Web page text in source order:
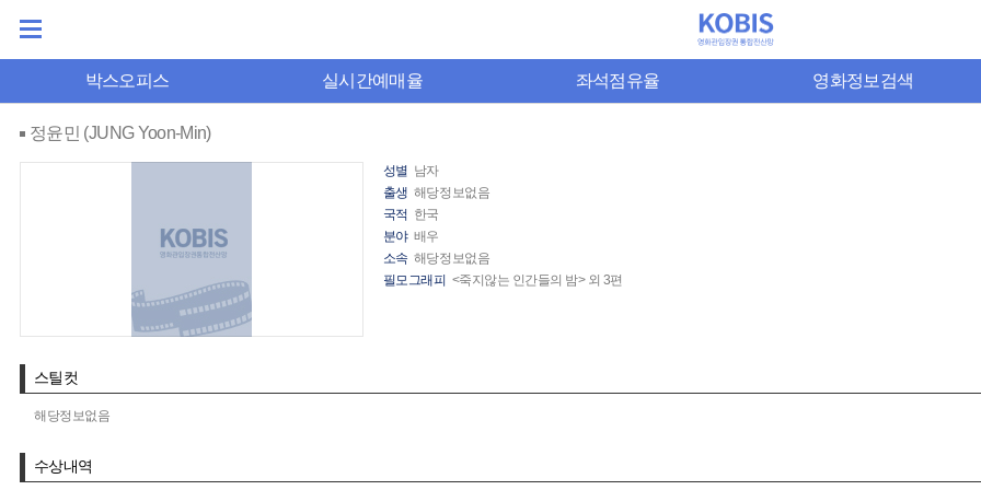
박스오피스 실시간예매율 좌석점유율 영화정보검색
정윤민 (JUNG Yoon-Min)
성별 남자
출생 해당정보없음
국적 한국
분야 배우
소속 해당정보없음
필모그래피 <죽지않는 인간들의 밤> 외 3편
스틸컷
해당정보없음
수상내역